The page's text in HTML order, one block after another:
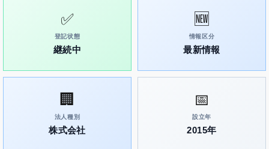
✅
登記状態
継続中
🆕
情報区分
最新情報
🏢
法人種別
株式会社
📅
設立年
2015年